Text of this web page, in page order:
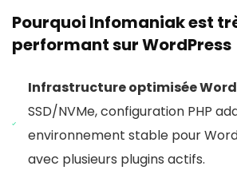
Pourquoi Infomaniak est
performant sur WordPress
Infrastructure optimisée
SSD/NVMe, configuration PHP
environnement stable pour
avec plusieurs plugins actifs.